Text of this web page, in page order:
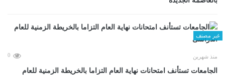
غير مصنف
منذ شهرين 0
الجامعات تستأنف امتحانات نهاية العام التزاما بالخريطة الزمنية للعام